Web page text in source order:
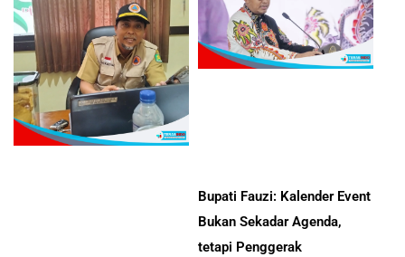
Bupati Fauzi: Kalender Event
Bukan Sekadar Agenda,
tetapi Penggerak